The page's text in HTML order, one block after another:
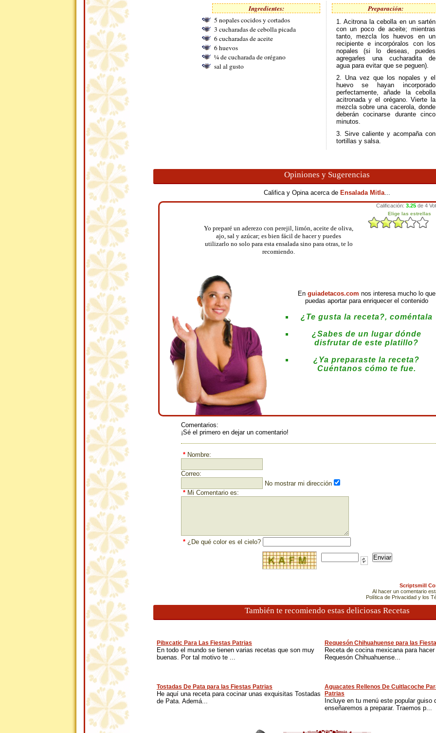
Ingredientes:
5 nopales cocidos y cortados
3 cucharadas de cebolla picada
6 cucharadas de aceite
6 huevos
¼ de cucharada de orégano
sal al gusto
Preparación:
1. Acitrona la cebolla en un sartén
con un poco de aceite; mientras
tanto, mezcla los huevos en un
recipiente e incorpóralos con los
nopales (si lo deseas, puedes
agregarles una cucharadita de
agua para evitar que se peguen).
2. Una vez que los nopales y el
huevo se hayan incorporado
perfectamente, añade la cebolla
acitronada y el orégano. Vierte la
mezcla sobre una cacerola, donde
deberán cocinarse durante cinco
minutos.
3. Sirve caliente y acompaña con
tortillas y salsa.
Opiniones y Sugerencias
Califica y Opina acerca de Ensalada Mitla...
Yo preparé un aderezo con perejil, limón, aceite de oliva,
ajo, sal y azúcar; es bien fácil de hacer y puedes
utilizarlo no solo para esta ensalada sino para otras, te lo
recomiendo.
En guiadetacos.com nos interesa mucho lo que
puedas aportar para enriquecer el contenido
¿Te gusta la receta?, coméntala
¿Sabes de un lugar dónde
disfrutar de este platillo?
¿Ya preparaste la receta?
Cuéntanos cómo te fue.
Comentarios:
¡Sé el primero en dejar un comentario!
* Nombre:
Correo:
No mostrar mi dirección
* Mi Comentario es:
* ¿De qué color es el cielo?
Scriptsmill
Al hacer un comentario
Política de Privacidad y los
También te recomiendo estas deliciosas Recetas
Pibxcatic Para Las Fiestas Patrias
En todo el mundo se tienen varias recetas que son muy
buenas. Por tal motivo te ...
Requesón Chihuahuense para las
Receta de cocina mexicana para
Requesón Chihuahuense...
Tostadas De Pata para las Fiestas Patrias
He aquí una receta para cocinar unas exquisitas Tostadas
de Pata. Ademá...
Aguacates Rellenos De Cuitlacoche
Patrias
Incluye en tu menú este popular guiso
enseñaremos a preparar. Traemos p...